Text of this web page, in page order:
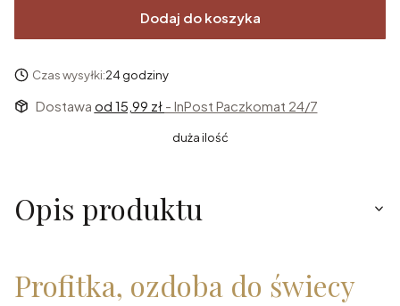
Dodaj do koszyka
Czas wysyłki:24 godziny
Dostawa od 15,99 zł - InPost Paczkomat 24/7
duża ilość
Opis produktu
Profitka, ozdoba do świecy